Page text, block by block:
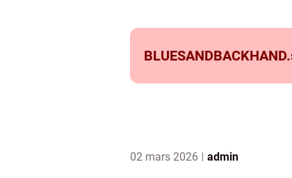
BLUESANDBACKHAND.
02 mars 2026 admin